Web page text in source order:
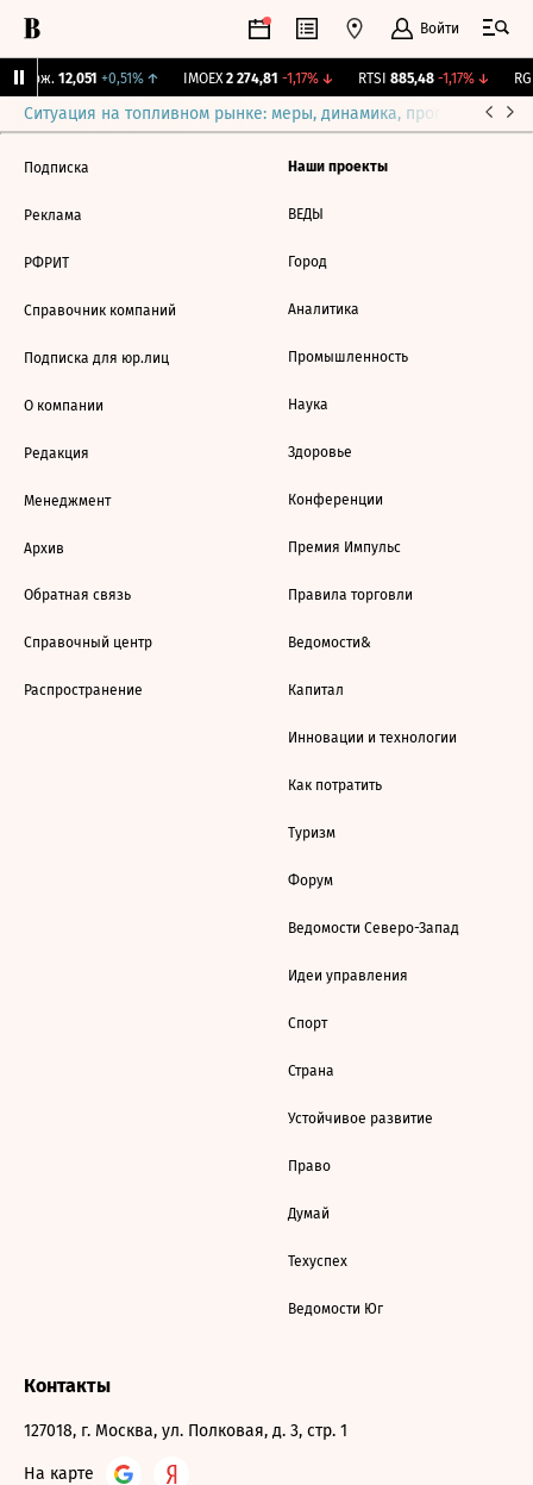
Войти
Бирж. 12,051 +0,51%↑ IMOEX 2 274,81 -1,17%↓ RTSI 885,48 -1,17%↓
Ситуация на топливном рынке: меры, динамика, прогнозы
Подписка
Реклама
РФРИТ
Справочник компаний
Подписка для юр.лиц
О компании
Редакция
Менеджмент
Архив
Обратная связь
Справочный центр
Распространение
Наши проекты
ВЕДЫ
Город
Аналитика
Промышленность
Наука
Здоровье
Конференции
Премия Импульс
Правила торговли
Ведомости&
Капитал
Инновации и технологии
Как потратить
Туризм
Форум
Ведомости Северо-Запад
Идеи управления
Спорт
Страна
Устойчивое развитие
Право
Думай
Техуспех
Ведомости Юг
Контакты
127018, г. Москва, ул. Полковая, д. 3, стр. 1
На карте